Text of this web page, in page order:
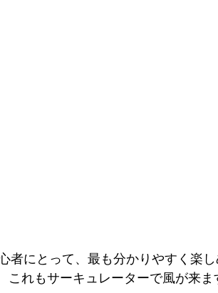
者にとって、最も分かりやすく楽
これもサーキュレーターで風が来